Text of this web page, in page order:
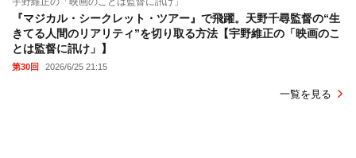
『マジカル・シークレット・ツアー』で飛躍。天野千尋監督の“生
きてる人間のリアリティ”を切り取る方法【宇野維正の「映画のこ
とは監督に訊け」】
第30回 2026/6/25 21:15
一覧を見る